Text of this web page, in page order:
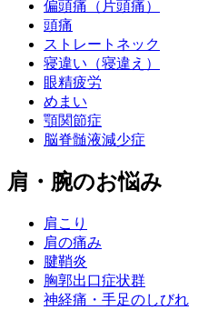
偏頭痛（片頭痛）
頭痛
ストレートネック
寝違い（寝違え）
眼精疲労
めまい
顎関節症
脳脊髄液減少症
肩・腕のお悩み
肩こり
肩の痛み
腱鞘炎
胸郭出口症状群
神経痛・手足のしびれ